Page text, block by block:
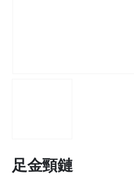
足金頸鏈